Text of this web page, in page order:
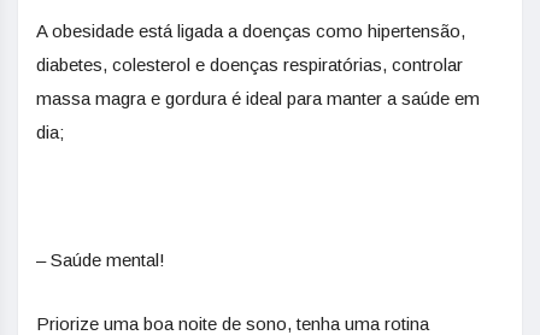
A obesidade está ligada a doenças como hipertensão,
diabetes, colesterol e doenças respiratórias, controlar
massa magra e gordura é ideal para manter a saúde em
dia;
– Saúde mental!
Priorize uma boa noite de sono, tenha uma rotina